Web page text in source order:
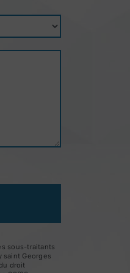
sous-traitants
saint Georges
droit